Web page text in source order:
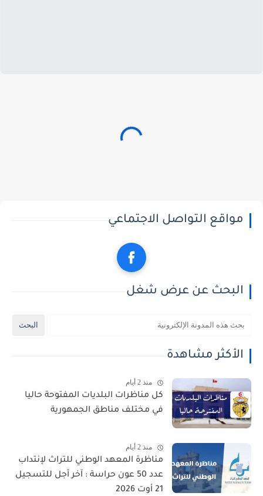
مواقع التواصل الاجتماعي
البحث عن عرض شغل
الأكثر مشاهدة
منذ 2 أيام
كل مناظرات البلديات المفتوحة حاليا
في مختلف مناطق الجمهورية
منذ 2 أيام
مناظرة المعهد الوطني للتراث لإنتداب
عدد 50 عون حراسة : آخر أجل للتسجيل
21 أوت 2026